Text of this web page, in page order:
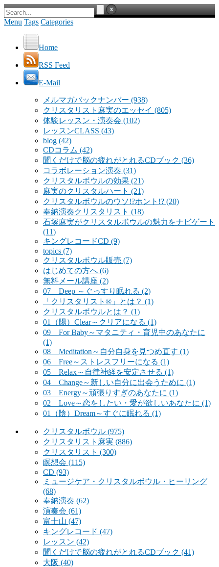
Menu Tags Categories
Home
RSS Feed
E-Mail
メルマガバックナンバー (938)
クリスタリスト麻実のエッセイ (805)
体験レッスン・演奏会 (102)
レッスンCLASS (43)
blog (42)
CDコラム (42)
聞くだけで脳の疲れがとれるCDブック (36)
コラボレーション演奏 (31)
クリスタルボウルの効果 (21)
麻実のクリスタルハート (21)
クリスタルボウルのウソ!?ホント!? (20)
奉納演奏クリスタリスト (18)
石塚麻実がクリスタルボウルの魅力をナビゲート
(11)
キングレコードCD (9)
topics (7)
クリスタルボウル販売 (7)
はじめての方へ (6)
無料メール講座 (2)
07 Deep ～ぐっすり眠れる (2)
「クリスタリスト®」とは？ (1)
クリスタルボウルとは？ (1)
01（陽）Clear～クリアになる (1)
09 For Baby～マタニティ・育児中のあなたに
(1)
08 Meditation～自分自身を見つめ直す (1)
06 Free～ストレスフリーになる (1)
05 Relax～自律神経を安定させる (1)
04 Change～新しい自分に出会うために (1)
03 Energy～頑張りすぎのあなたに (1)
02 Love～恋をしたい・愛が欲しいあなたに (1)
01（陰）Dream～すぐに眠れる (1)
クリスタルボウル (975)
クリスタリスト麻実 (886)
クリスタリスト (300)
瞑想会 (115)
CD (93)
ミュージケア・クリスタルボウル・ヒーリング
(68)
奉納演奏 (62)
演奏会 (61)
富士山 (47)
キングレコード (47)
レッスン (42)
聞くだけで脳の疲れがとれるCDブック (41)
大阪 (40)